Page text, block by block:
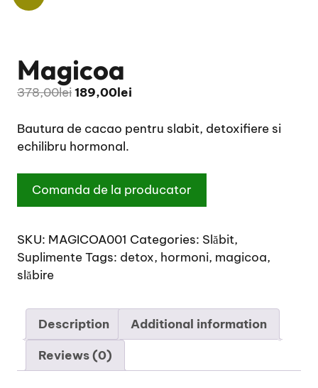
Magicoa
378,00leiOriginal
was:
378,00lei.
189,00lei
is:
Bautura de cacao pentru slabit, detoxifiere si
echilibru hormonal.
Comanda de la producator
e
r
t
i
v
SKU: MAGICOA001 Categories: Slăbit,
SuplimenteTags: detox, hormoni, magicoa,
slăbire
Description
Additional information
Reviews (0)